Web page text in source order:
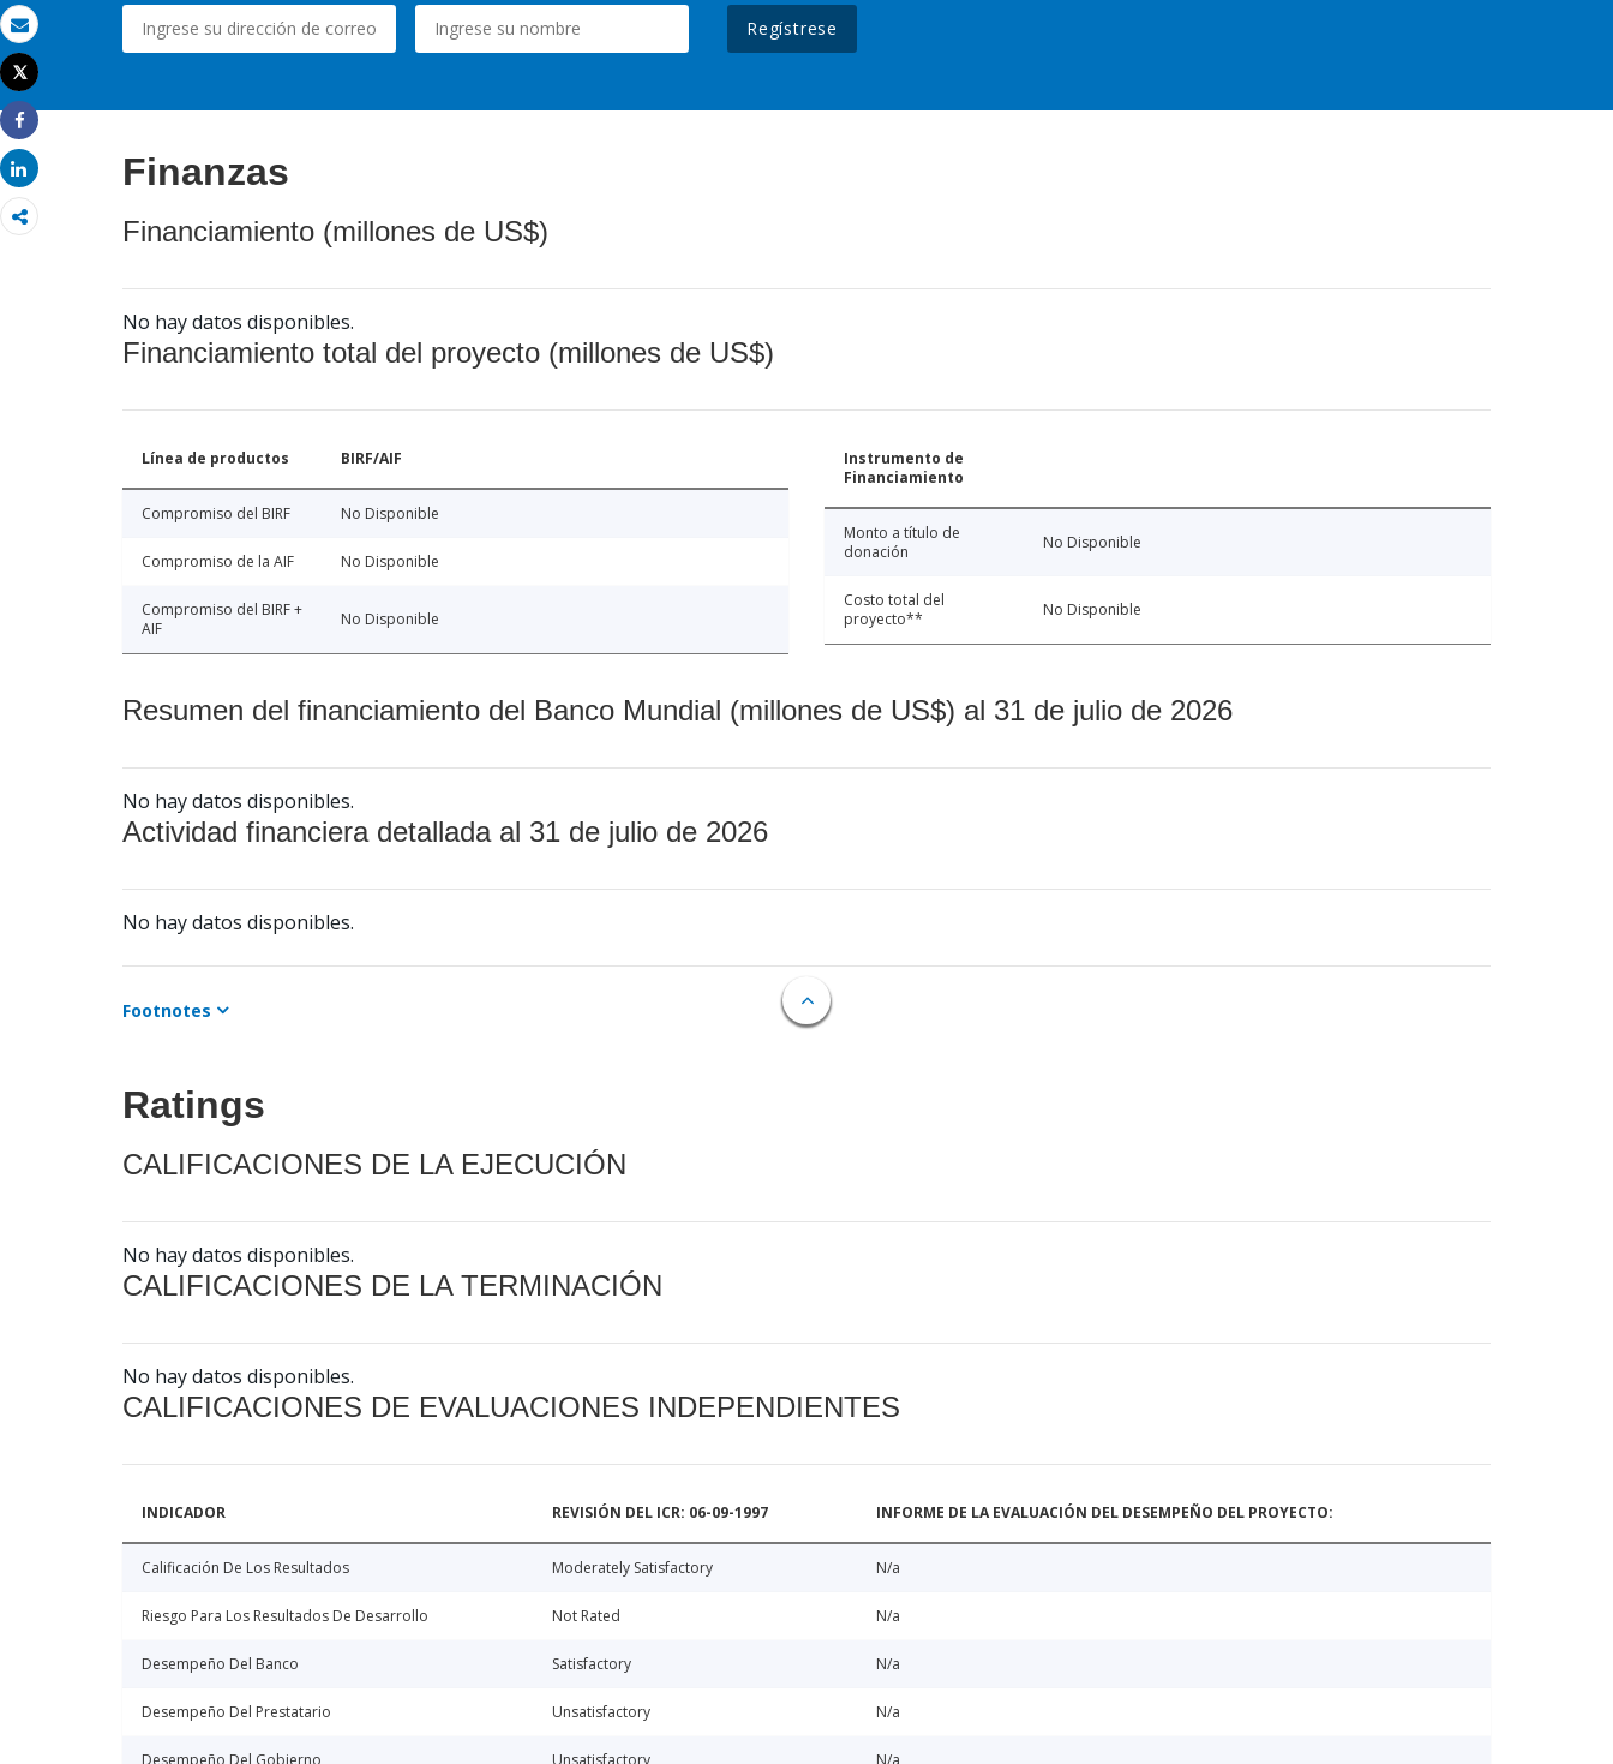
Correo electrónico
Imprimir
Tweet
Share
Share
Regístrese
Finanzas
Financiamiento (millones de US$)
No hay datos disponibles.
Financiamiento total del proyecto (millones de US$)
Línea de productos BIRF/AIF
Compromiso del BIRF No Disponible
Compromiso de la AIF No Disponible
Compromiso del BIRF +
AIF
No Disponible
Instrumento de
Financiamiento
Monto a título de
donación
No Disponible
Costo total del
proyecto**
No Disponible
Resumen del financiamiento del Banco Mundial (millones de US$) al 31 de julio de 2026
No hay datos disponibles.
Actividad financiera detallada al 31 de julio de 2026
No hay datos disponibles.
Footnotes
Ratings
CALIFICACIONES DE LA EJECUCIÓN
No hay datos disponibles.
CALIFICACIONES DE LA TERMINACIÓN
No hay datos disponibles.
CALIFICACIONES DE EVALUACIONES INDEPENDIENTES
INDICADOR REVISIÓN DEL ICR: 06-09-1997 INFORME DE LA EVALUACIÓN DEL DESEMPEÑO DEL PROYECTO:
Calificación De Los Resultados Moderately Satisfactory N/a
Riesgo Para Los Resultados De Desarrollo Not Rated N/a
Desempeño Del Banco Satisfactory N/a
Desempeño Del Prestatario Unsatisfactory N/a